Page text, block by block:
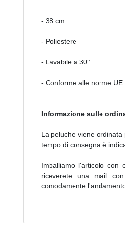
- 38 cm
- Poliestere
- Lavabile a 30°
- Conforme alle norme UE
Informazione sulle
La peluche viene
tempo di consegna è
Imballiamo l'articolo con
riceverete una mail
comodamente